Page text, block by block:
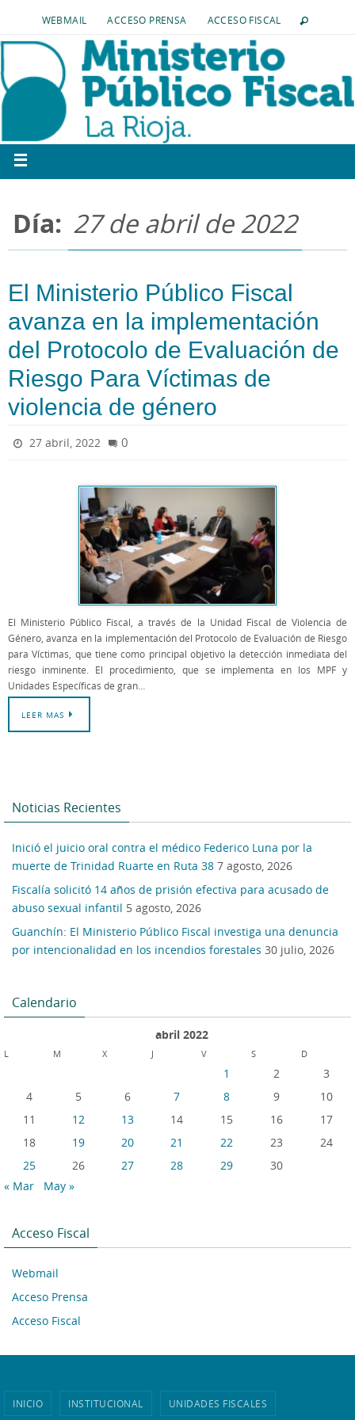
WEBMAIL ACCESO PRENSA ACCESO FISCAL
Día: 27 de abril de 2022
El Ministerio Público Fiscal
avanza en la implementación
del Protocolo de Evaluación de
Riesgo Para Víctimas de
violencia de género
27 abril, 2022 0
El Ministerio Público Fiscal, a través de la Unidad Fiscal de Violencia de
Género, avanza en la implementación del Protocolo de Evaluación de Riesgo
para Víctimas, que tiene como principal objetivo la detección inmediata del
riesgo inminente. El procedimiento, que se implementa en los MPF y
Unidades Específicas de gran…
LEER MAS
Noticias Recientes
Inició el juicio oral contra el médico Federico Luna por la
muerte de Trinidad Ruarte en Ruta 38 7 agosto, 2026
Fiscalía solicitó 14 años de prisión efectiva para acusado de
abuso sexual infantil 5 agosto, 2026
Guanchín: El Ministerio Público Fiscal investiga una denuncia
por intencionalidad en los incendios forestales 30 julio, 2026
Calendario
abril 2022
L M X J V S D
1 2
3
4
5 6 7 8 9
10
11
12 13 14 15 16
17
18
19 20 21 22 23
24
25
26 27 28 29
30
« Mar
May »
Acceso Fiscal
Webmail
Acceso Prensa
Acceso Fiscal
INICIO INSTITUCIONAL UNIDADES FISCALES